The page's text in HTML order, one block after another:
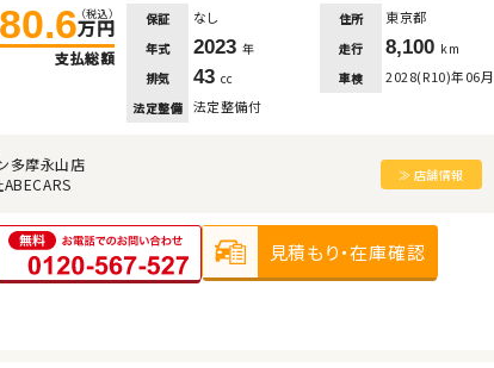
（税込）
万円
支払総額
保証 なし 住所 東京都
年式 2023 年 走行 8,100 km
排気
43 cc 車検 2028(R10)年06月
法定整備 法定整備付
多摩永山店
≫ 店舗情報
見積もり・在庫確認